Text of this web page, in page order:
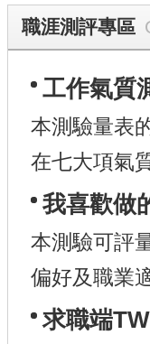
職涯測評專區
工作氣質
本測驗量表
在七大項氣
我喜歡做
本測驗可評
偏好及職業
求職端